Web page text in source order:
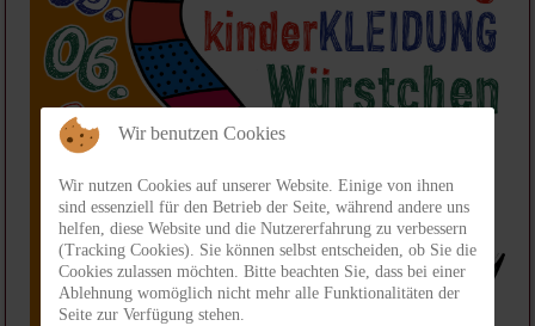
Wir benutzen Cookies
Wir nutzen Cookies auf unserer Website. Einige von ihnen
sind essenziell für den Betrieb der Seite, während andere uns
helfen, diese Website und die Nutzererfahrung zu verbessern
(Tracking Cookies). Sie können selbst entscheiden, ob Sie die
Cookies zulassen möchten. Bitte beachten Sie, dass bei einer
Ablehnung womöglich nicht mehr alle Funktionalitäten der
Seite zur Verfügung stehen.